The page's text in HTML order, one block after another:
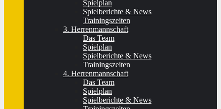
Spielplan
Spielberichte & News
Trainingszeiten
3. Herrenmannschaft
Das Team
Spielplan
Spielberichte & News
Trainingszeiten
4. Herrenmannschaft
Das Team
Spielplan
Spielberichte & News